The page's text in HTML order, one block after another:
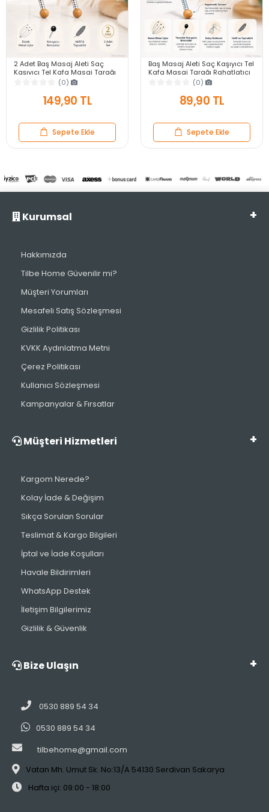
2 Adet Baş Masaj Aleti Saç
Kaşıyıcı Tel Kafa Masaj Tarağı
Rahatlatıcı Saç Derisi Boyun
Masaj Aparatı
(0)
149,90 TL
Sepete Ekle
Baş Masaj Aleti Saç Kaşıyıcı Tel
Kafa Masaj Tarağı Rahatlatıcı
Saç Derisi Boyun Masaj Aparatı
(0)
89,90 TL
Sepete Ekle
Kurumsal
Hakkımızda
Tilbe Home Güvenilir mi?
Müşteri Yorumları
Mesafeli Satış Sözleşmesi
Gizlilik Politikası
KVKK Aydınlatma Metni
Çerez Politikası
Kullanıcı Sözleşmesi
Kampanyalar & Fırsatlar
Müşteri Hizmetleri
Kargom Nerede?
Kolay İade & Değişim
Sıkça Sorulan Sorular
Teslimat & Kargo Bilgileri
İptal ve İade Koşulları
Havale Bildirimleri
WhatsApp Destek
İletişim Bilgilerimiz
Gizlilik & Güvenlik
Bize Ulaşın
0530 889 54 34
0530 889 54 34
tilbehome@gmail.com
Vatan Mh. Umut Sk. No:13/A 54130 Serdivan Sakarya
Hafta içi: 09:00 - 18:00